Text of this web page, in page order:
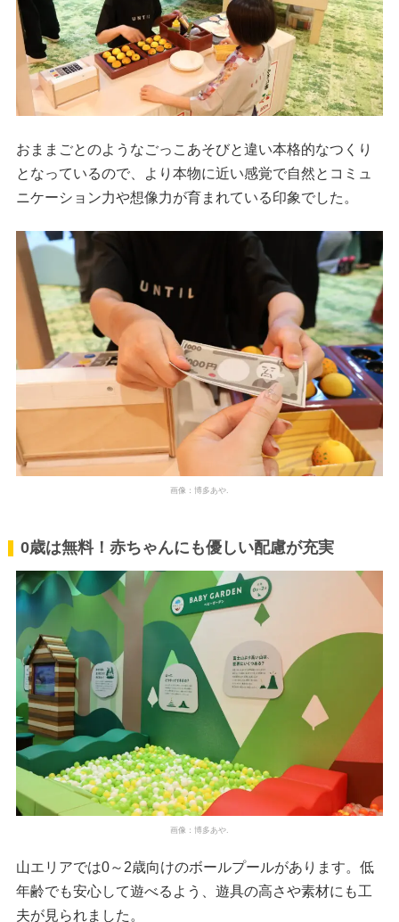
おままごとのようなごっこあそびと違い本格的なつくり
となっているので、より本物に近い感覚で自然とコミュ
ニケーション力や想像力が育まれている印象でした。
画像：博多あや.
0歳は無料！赤ちゃんにも優しい配慮が充実
画像：博多あや.
山エリアでは0～2歳向けのボールプールがあります。低
年齢でも安心して遊べるよう、遊具の高さや素材にも工
夫が見られました。